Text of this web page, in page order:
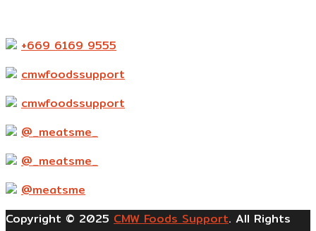
+669 6169 9555
cmwfoodssupport
cmwfoodssupport
@_meatsme_
@_meatsme_
@meatsme
Copyright © 2025 CMW Foods Support. All Rights